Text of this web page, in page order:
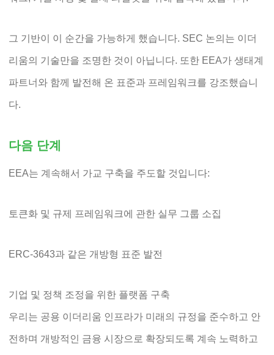
그 기반이 이 순간을 가능하게 했습니다. SEC 논의는 이더
리움의 기술만을 조명한 것이 아닙니다. 또한 EEA가 생태계
파트너와 함께 발전해 온 표준과 프레임워크를 강조했습니
다.
다음 단계
EEA는 계속해서 가교 구축을 주도할 것입니다:
토큰화 및 규제 프레임워크에 관한 실무 그룹 소집
ERC-3643과 같은 개방형 표준 발전
기업 및 정책 조정을 위한 플랫폼 구축
우리는 공용 이더리움 인프라가 미래의 규정을 준수하고 안
전하며 개방적인 금융 시장으로 확장되도록 계속 노력하고